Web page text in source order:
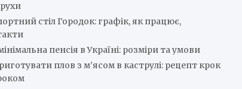
стіл Городок: графік, як працює,
пенсія в Україні: розміри та умови
плов з м’ясом в каструлі: рецепт крок